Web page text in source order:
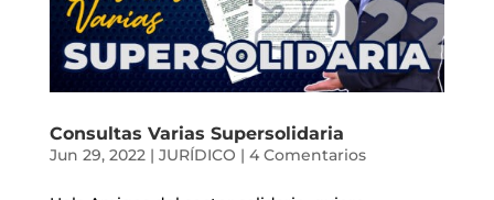
Consultas Varias Supersolidaria
Jun 29, 2022| JURÍDICO | 4 Comentarios